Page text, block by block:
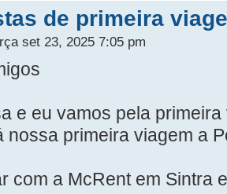
de primeira
set 23, 2025 7:05 pm
e eu vamos pela
nossa primeira viagem a
com a McRent em Sintra